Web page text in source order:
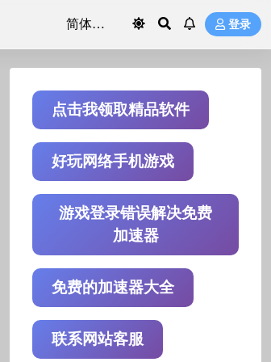
登录
点击我领取精品软件
好玩网络手机游戏
游戏登录错误解决免费
加速器
免费的加速器大全
联系网站客服